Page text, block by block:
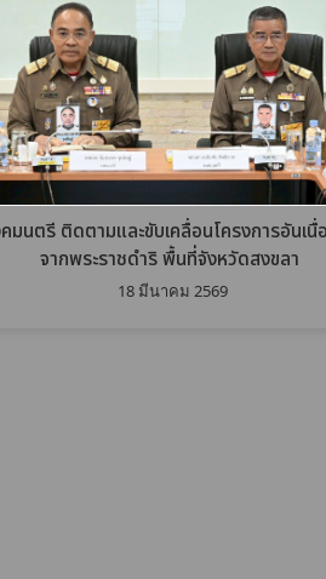
มนตรี ติดตามและขับเคลื่อนโครงการอันเนื่
จากพระราชดำริ พื้นที่จังหวัดสงขลา
18 มีนาคม 2569